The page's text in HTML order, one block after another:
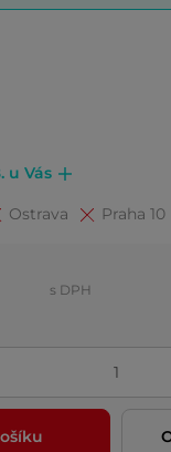
u Vás
Ostrava Praha 10
s DPH